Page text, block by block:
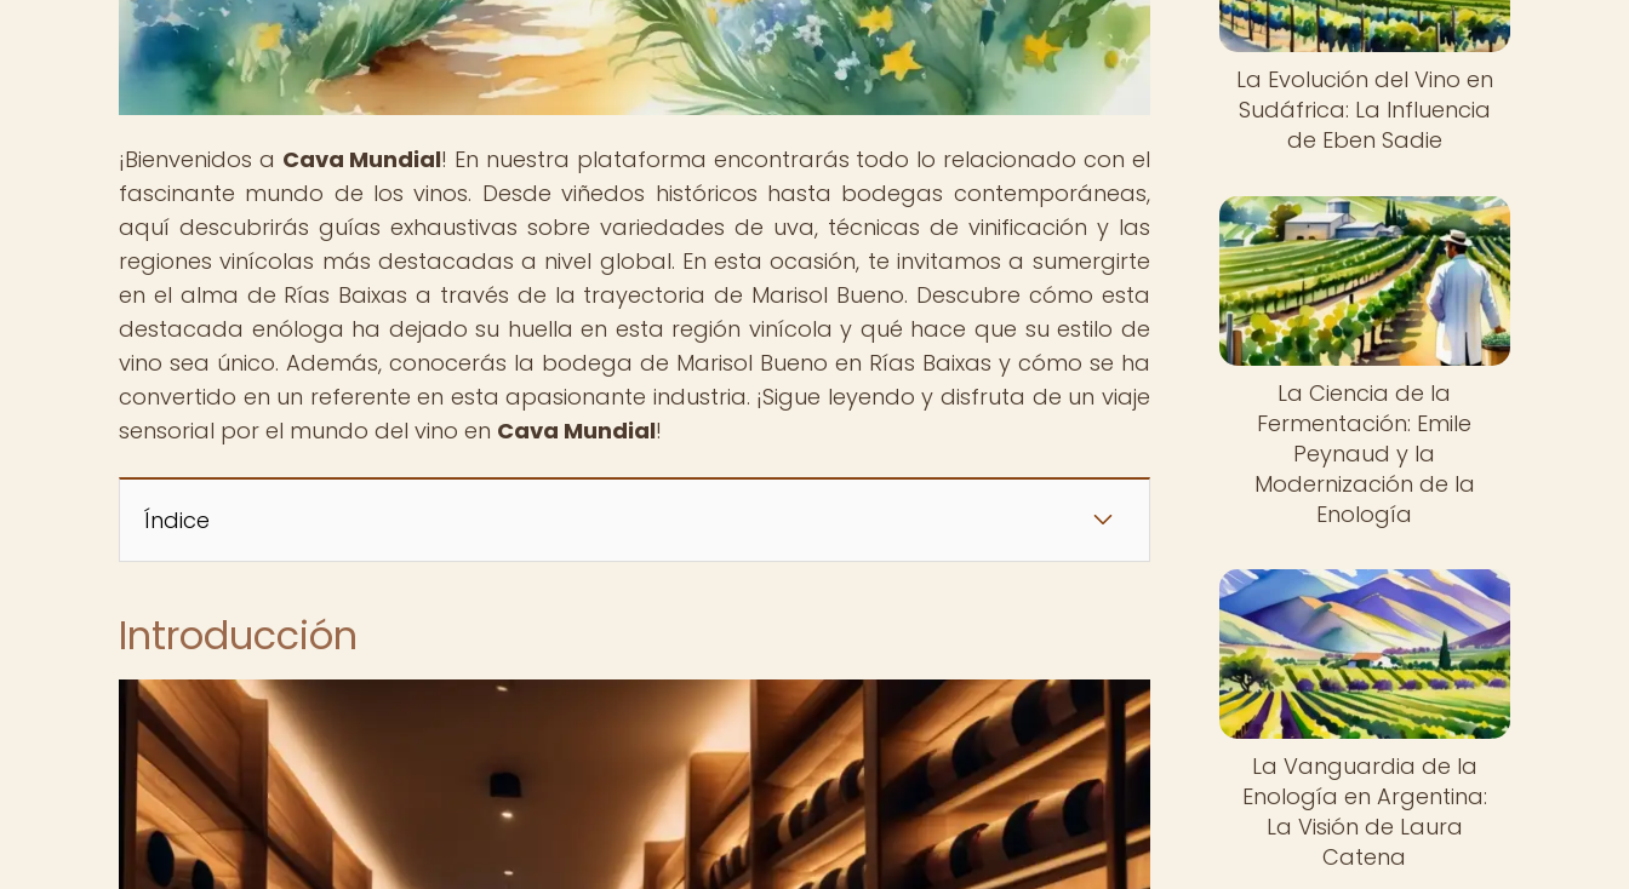
¡Bienvenidos a Cava Mundial! En nuestra plataforma encontrarás todo lo relacionado con el
fascinante mundo de los vinos. Desde viñedos históricos hasta bodegas contemporáneas,
aquí descubrirás guías exhaustivas sobre variedades de uva, técnicas de vinificación y las
regiones vinícolas más destacadas a nivel global. En esta ocasión, te invitamos a sumergirte
en el alma de Rías Baixas a través de la trayectoria de Marisol Bueno. Descubre cómo esta
destacada enóloga ha dejado su huella en esta región vinícola y qué hace que su estilo de
vino sea único. Además, conocerás la bodega de Marisol Bueno en Rías Baixas y cómo se ha
convertido en un referente en esta apasionante industria. ¡Sigue leyendo y disfruta de un viaje
sensorial por el mundo del vino en Cava Mundial!
Índice
Introducción
La Evolución del Vino en
Sudáfrica: La Influencia
de Eben Sadie
La Ciencia de la
Fermentación: Emile
Peynaud y la
Modernización de la
Enología
La Vanguardia de la
Enología en Argentina:
La Visión de Laura
Catena